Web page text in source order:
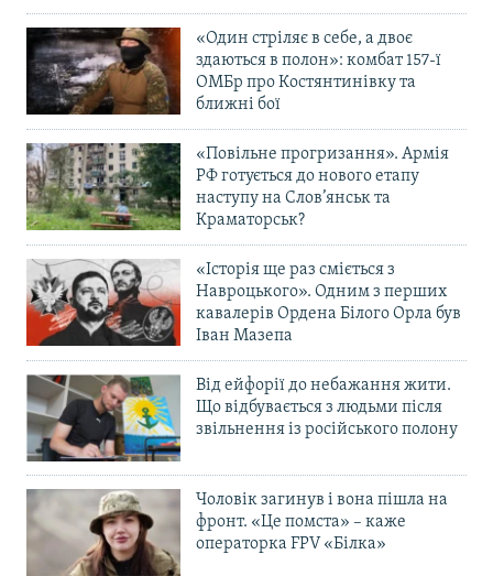
«Один стріляє в себе, а двоє
здаються в полон»: комбат 157-ї
ОМБр про Костянтинівку та
ближні бої
«Повільне прогризання». Армія
РФ готується до нового етапу
наступу на Слов’янськ та
Краматорськ?
«Історія ще раз сміється з
Навроцького». Одним з перших
кавалерів Ордена Білого Орла був
Іван Мазепа
Від ейфорії до небажання жити.
Що відбувається з людьми після
звільнення із російського полону
Чоловік загинув і вона пішла на
фронт. «Це помста» – каже
операторка FPV «Білка»